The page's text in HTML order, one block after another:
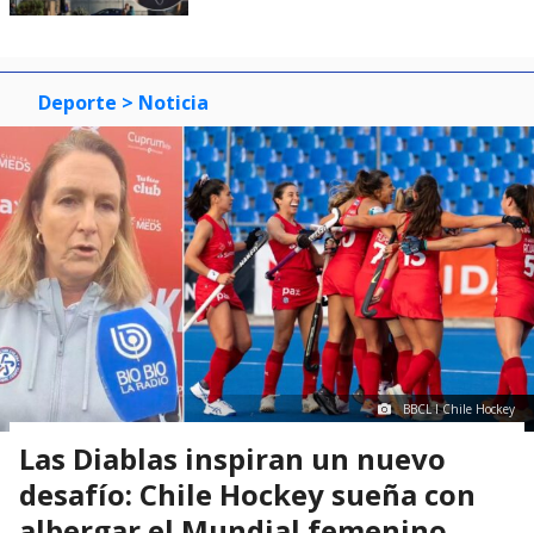
Deporte > Noticia
BBCL I Chile Hockey
Las Diablas inspiran un nuevo
desafío: Chile Hockey sueña con